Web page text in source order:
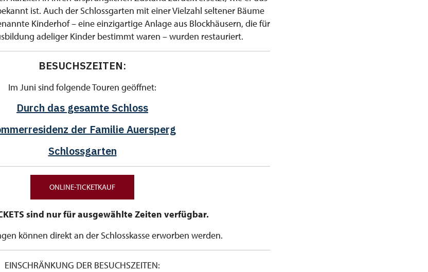
ist. Auch der Schlossgarten mit einer Vielzahl seltener Bäume
Kinderhof – eine einzigartige Anlage aus Blockhäusern, die für
adeliger Kinder bestimmt waren – wurden restauriert.
BESUCHSZEITEN:
Im Juni sind folgende Touren geöffnet:
Durch das gesamte Schloss
der Familie Auersperg
Schlossgarten
ONLINE-TICKETKAUF
sind nur für ausgewählte Zeiten verfügbar.
können direkt an der Schlosskasse erworben werden.
EINSCHRÄNKUNG DER BESUCHSZEITEN: